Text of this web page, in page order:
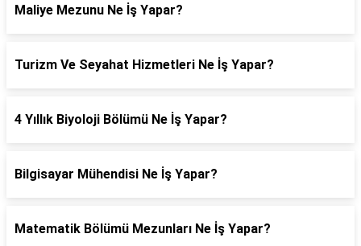
Maliye Mezunu Ne İş Yapar?
Turizm Ve Seyahat Hizmetleri Ne İş Yapar?
4 Yıllık Biyoloji Bölümü Ne İş Yapar?
Bilgisayar Mühendisi Ne İş Yapar?
Matematik Bölümü Mezunları Ne İş Yapar?